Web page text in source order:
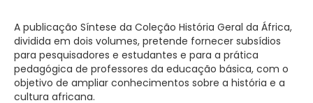
A publicação Síntese da Coleção História Geral da África,
dividida em dois volumes, pretende fornecer subsídios
para pesquisadores e estudantes e para a prática
pedagógica de professores da educação básica, com o
objetivo de ampliar conhecimentos sobre a história e a
cultura africana.